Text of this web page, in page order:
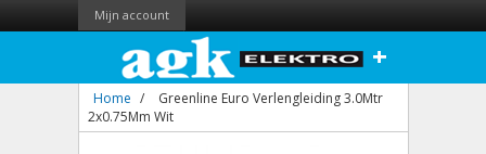
Mijn account
+
Home /
Greenline Euro Verlengleiding 3.0Mtr
2x0.75Mm Wit